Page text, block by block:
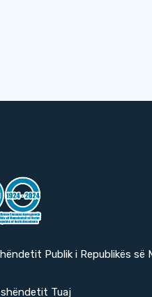
Publik i Republikës së
Tuaj